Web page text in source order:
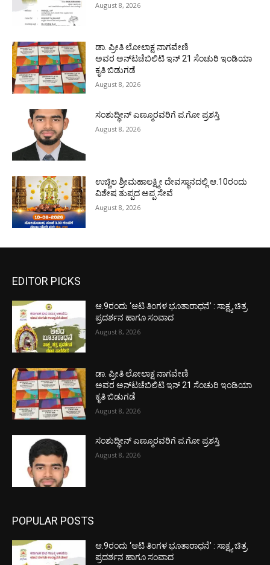
August 8, 2026
ಡಾ. ಪ್ರೀತಿ ಲೋಲಾಕ್ಷ ನಾಗವೇಣಿ
ಅವರ ಅನ್‌ಟಚೆಬಿಲಿಟಿ ಇನ್ 21 ಸೆಂಚುರಿ ಇಂಡಿಯಾ
ಕೃತಿ ಬಿಡುಗಡೆ
August 8, 2026
ಸಂಶುದ್ಧೀನ್ ಎಣ್ಮೂರವರಿಗೆ ಪ.ಗೋ ಪ್ರಶಸ್ತಿ
August 8, 2026
ಉಚ್ಚಿಲ ಶ್ರೀಮಹಾಲಕ್ಷ್ಮೀ ದೇವಸ್ಥಾನದಲ್ಲಿ ಆ.10ರಂದು
ವಿಶೇಷ ತುಪ್ಪದ ಅಪ್ಪ ಸೇವೆ
August 8, 2026
EDITOR PICKS
ಆ.9ರಂದು ‘ಆಟಿ ತಿಂಗಳ ಭೂತಾರಾಧನೆ’ : ಸಾಕ್ಷ್ಯ ಚಿತ್ರ
ಪ್ರದರ್ಶನ ಹಾಗೂ ಸಂವಾದ
August 8, 2026
ಡಾ. ಪ್ರೀತಿ ಲೋಲಾಕ್ಷ ನಾಗವೇಣಿ
ಅವರ ಅನ್‌ಟಚೆಬಿಲಿಟಿ ಇನ್ 21 ಸೆಂಚುರಿ ಇಂಡಿಯಾ
ಕೃತಿ ಬಿಡುಗಡೆ
August 8, 2026
ಸಂಶುದ್ಧೀನ್ ಎಣ್ಮೂರವರಿಗೆ ಪ.ಗೋ ಪ್ರಶಸ್ತಿ
August 8, 2026
POPULAR POSTS
ಆ.9ರಂದು ‘ಆಟಿ ತಿಂಗಳ ಭೂತಾರಾಧನೆ’ : ಸಾಕ್ಷ್ಯ ಚಿತ್ರ
ಪ್ರದರ್ಶನ ಹಾಗೂ ಸಂವಾದ